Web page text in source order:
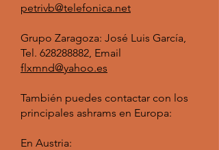
petrivb@telefonica.net
Grupo Zaragoza: José Luis García,
Tel. 628288882, Email
flxmnd@yahoo.es
También puedes contactar con los
principales ashrams en Europa:
En Austria: